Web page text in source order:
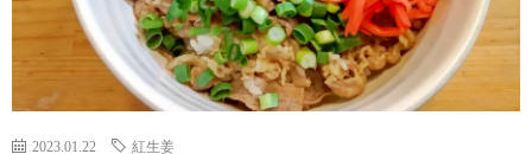
2023.01.22 紅生姜